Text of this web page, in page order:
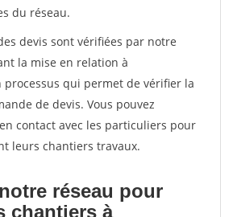
du réseau.
devis sont vérifiées par notre
la mise en relation à
processus qui permet de vérifier la
de devis. Vous pouvez
contact avec les particuliers pour
leurs chantiers travaux.
réseau pour
chantiers à